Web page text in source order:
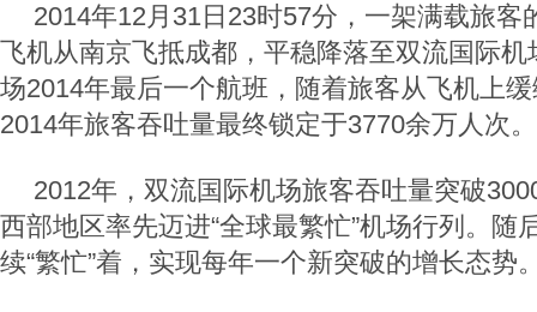
2014年12月31日23时57分，一架满载旅客
飞机从南京飞抵成都，平稳降落至双流国际
场2014年最后一个航班，随着旅客从飞机上
2014年旅客吞吐量最终锁定于3770余万人次。
2012年，双流国际机场旅客吞吐量突破
西部地区率先迈进“全球最繁忙”机场行列。随
续“繁忙”着，实现每年一个新突破的增长态势